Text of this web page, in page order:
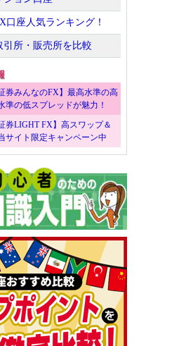
口座人気ランキング！
引所・販売所を比較
券みんなのFX】最高水準の高
準の低スプレッドが魅力！
券LIGHT FX】高スワップ＆
サイト限定キャンペーン中